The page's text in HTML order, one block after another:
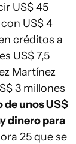
US$ 45
US$ 4
créditos a
US$ 7,5
Martínez
3 millones
unos US$
dinero para
25 que se